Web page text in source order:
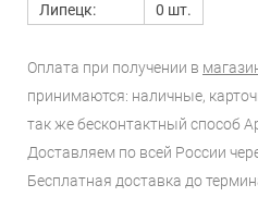
Липецк:
0 шт.
Оплата при получении в
принимаются: наличные,
так же бесконтактный способ
Доставляем по всей России
Бесплатная доставка до